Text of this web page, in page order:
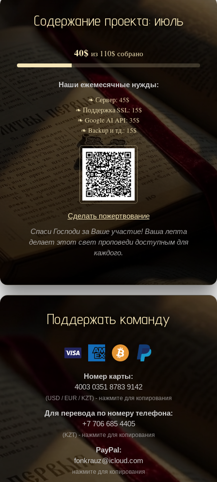
Содержание проекта: июль
40$ из 110$ собрано
Наши ежемесячные нужды:
❧ Сервер: 45$
❧ Поддержка SSL: 15$
❧ Google AI API: 35$
❧ Backup и тд.: 15$
Сделать пожертвование
Спаси Господи за Ваше участие! Ваша лепта
делает этот свет проповеди доступным для
каждого.
Поддержать команду
Номер карты:
4003 0351 8783 9142
(USD / EUR / KZT) - нажмите для копирования
Для перевода по номеру телефона:
+7 706 685 4405
(KZT) - нажмите для копирования
PayPal:
fonkrauz@icloud.com
нажмите для копирования